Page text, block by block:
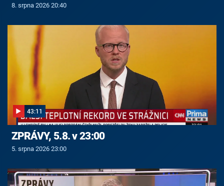
8. srpna 2026 20:40
43:11
ZPRÁVY, 5.8. v 23:00
5. srpna 2026 23:00